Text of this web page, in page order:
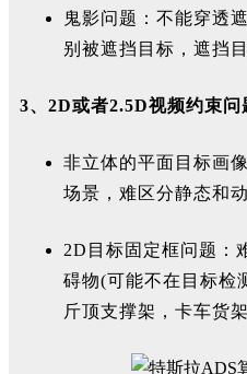
鬼影问题：不能穿透
别被遮挡目标，遮挡
3、2D或者2.5D视频约束问
非立体的平面目标画
场景，难区分静态和
2D目标固定框问题：
碍物(可能不在目标检
斤顶支撑架，卡车货